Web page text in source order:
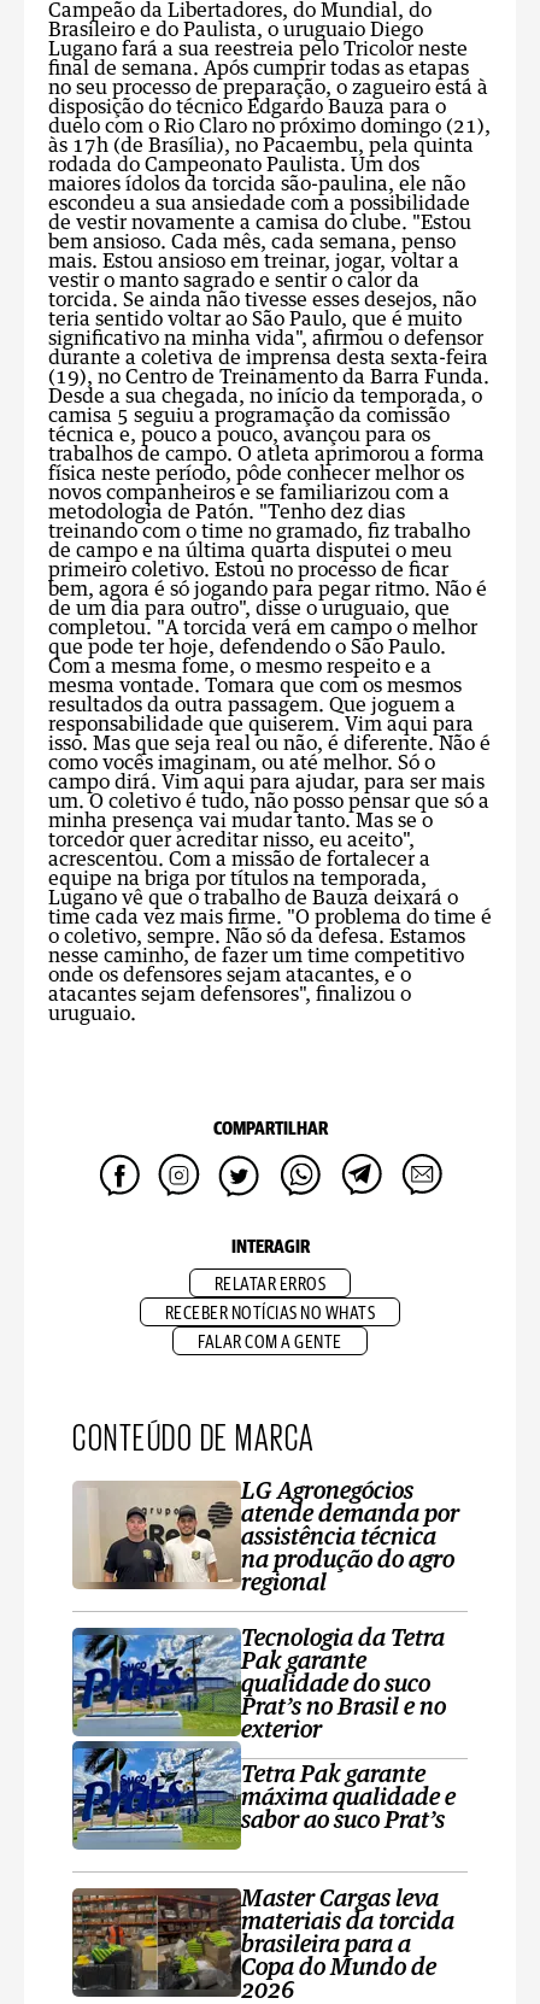
Campeão da Libertadores, do Mundial, do
Brasileiro e do Paulista, o uruguaio Diego
Lugano fará a sua reestreia pelo Tricolor neste
final de semana. Após cumprir todas as etapas
no seu processo de preparação, o zagueiro está à
disposição do técnico Edgardo Bauza para o
duelo com o Rio Claro no próximo domingo (21),
às 17h (de Brasília), no Pacaembu, pela quinta
rodada do Campeonato Paulista. Um dos
maiores ídolos da torcida são-paulina, ele não
escondeu a sua ansiedade com a possibilidade
de vestir novamente a camisa do clube. "Estou
bem ansioso. Cada mês, cada semana, penso
mais. Estou ansioso em treinar, jogar, voltar a
vestir o manto sagrado e sentir o calor da
torcida. Se ainda não tivesse esses desejos, não
teria sentido voltar ao São Paulo, que é muito
significativo na minha vida", afirmou o defensor
durante a coletiva de imprensa desta sexta-feira
(19), no Centro de Treinamento da Barra Funda.
Desde a sua chegada, no início da temporada, o
camisa 5 seguiu a programação da comissão
técnica e, pouco a pouco, avançou para os
trabalhos de campo. O atleta aprimorou a forma
física neste período, pôde conhecer melhor os
novos companheiros e se familiarizou com a
metodologia de Patón. "Tenho dez dias
treinando com o time no gramado, fiz trabalho
de campo e na última quarta disputei o meu
primeiro coletivo. Estou no processo de ficar
bem, agora é só jogando para pegar ritmo. Não é
de um dia para outro", disse o uruguaio, que
completou. "A torcida verá em campo o melhor
que pode ter hoje, defendendo o São Paulo.
Com a mesma fome, o mesmo respeito e a
mesma vontade. Tomara que com os mesmos
resultados da outra passagem. Que joguem a
responsabilidade que quiserem. Vim aqui para
isso. Mas que seja real ou não, é diferente. Não é
como vocês imaginam, ou até melhor. Só o
campo dirá. Vim aqui para ajudar, para ser mais
um. O coletivo é tudo, não posso pensar que só a
minha presença vai mudar tanto. Mas se o
torcedor quer acreditar nisso, eu aceito",
acrescentou. Com a missão de fortalecer a
equipe na briga por títulos na temporada,
Lugano vê que o trabalho de Bauza deixará o
time cada vez mais firme. "O problema do time é
o coletivo, sempre. Não só da defesa. Estamos
nesse caminho, de fazer um time competitivo
onde os defensores sejam atacantes, e o
atacantes sejam defensores", finalizou o
uruguaio.
COMPARTILHAR
INTERAGIR
RELATAR ERROS
RECEBER NOTÍCIAS NO WHATS
FALAR COM A GENTE
CONTEÚDO DE MARCA
LG Agronegócios
atende demanda por
assistência técnica
na produção do agro
regional
Tecnologia da Tetra
Pak garante
qualidade do suco
Prat’s no Brasil e no
exterior
Tetra Pak garante
máxima qualidade e
sabor ao suco Prat’s
Master Cargas leva
materiais da torcida
brasileira para a
Copa do Mundo de
2026